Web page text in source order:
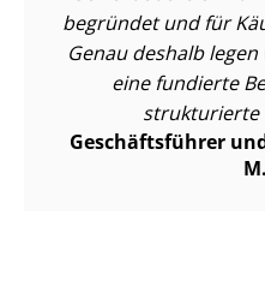
begründet und für
Genau deshalb
eine fundierte
strukturierte
Geschäftsführer